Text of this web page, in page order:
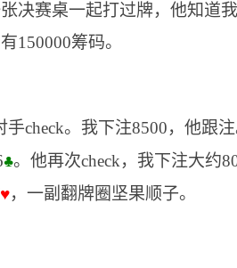
决赛桌一起打过牌，他知道
150000筹码。
手check。我下注8500，他跟
♣。他再次check，我下注大约
♥，一副翻牌圈坚果顺子。